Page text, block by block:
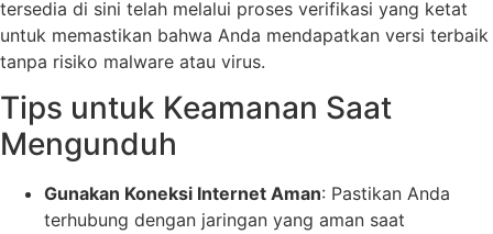
tersedia di sini telah melalui proses verifikasi yang ketat
untuk memastikan bahwa Anda mendapatkan versi terbaik
tanpa risiko malware atau virus.
Tips untuk Keamanan Saat
Mengunduh
Gunakan Koneksi Internet Aman: Pastikan Anda
terhubung dengan jaringan yang aman saat